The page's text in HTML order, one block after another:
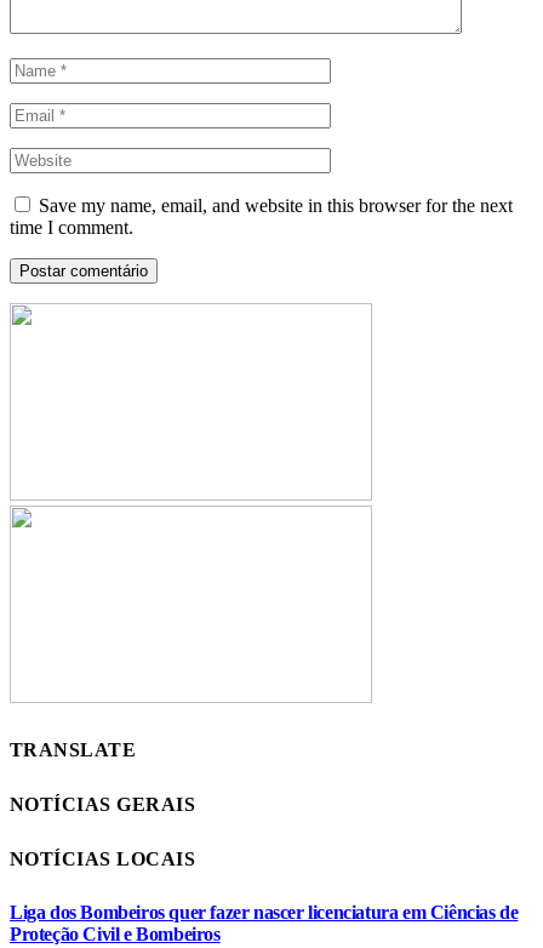
Save my name, email, and website in this browser for the next
time I comment.
TRANSLATE
NOTÍCIAS GERAIS
NOTÍCIAS LOCAIS
Liga dos Bombeiros quer fazer nascer licenciatura em Ciências de
Proteção Civil e Bombeiros